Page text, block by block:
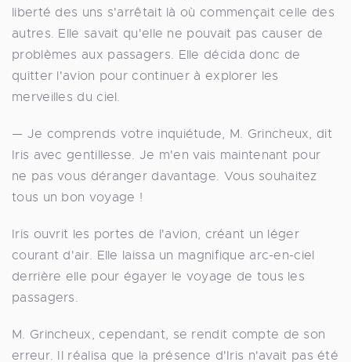
liberté des uns s'arrêtait là où commençait celle des
autres. Elle savait qu'elle ne pouvait pas causer de
problèmes aux passagers. Elle décida donc de
quitter l'avion pour continuer à explorer les
merveilles du ciel.
— Je comprends votre inquiétude, M. Grincheux, dit
Iris avec gentillesse. Je m'en vais maintenant pour
ne pas vous déranger davantage. Vous souhaitez
tous un bon voyage !
Iris ouvrit les portes de l'avion, créant un léger
courant d'air. Elle laissa un magnifique arc-en-ciel
derrière elle pour égayer le voyage de tous les
passagers.
M. Grincheux, cependant, se rendit compte de son
erreur. Il réalisa que la présence d'Iris n'avait pas été